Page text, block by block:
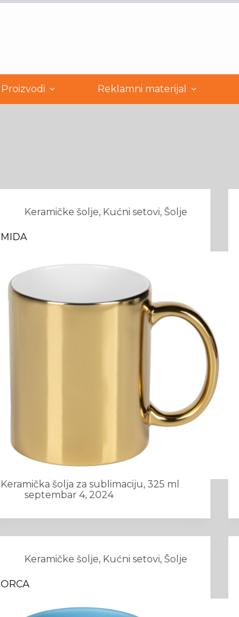
Proizvodi Reklamni materijal
Keramičke šolje, Kućni setovi, Šolje
MIDA
Keramička šolja za sublimaciju, 325 ml
septembar 4, 2024
Keramičke šolje, Kućni setovi, Šolje
ORCA